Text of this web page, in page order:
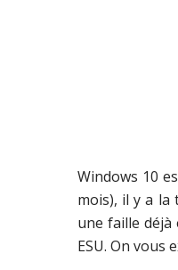
Windows 10
mois), il y a la
une faille déjà
ESU. On vous